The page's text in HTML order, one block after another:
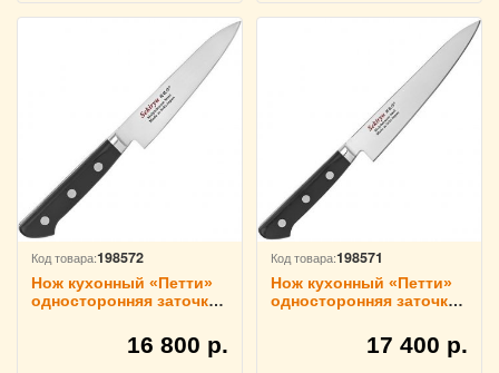
Код товара:198572
Нож кухонный «Петти»
односторонняя заточка
16 800 р.
Код товара:198571
Нож кухонный «Петти»
односторонняя заточка
17 400 р.